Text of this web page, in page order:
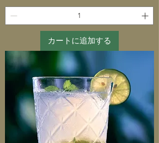
カートに追加する